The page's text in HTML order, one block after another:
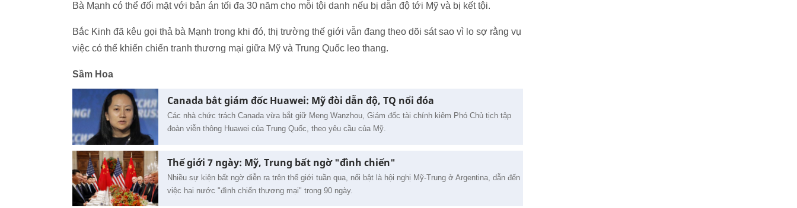
Bà Mạnh có thể đối mặt với bản án tối đa 30 năm cho mỗi tội danh nếu bị dẫn độ tới Mỹ và bị kết tội.
Bắc Kinh đã kêu gọi thả bà Mạnh trong khi đó, thị trường thế giới vẫn đang theo dõi sát sao vì lo sợ rằng vụ
việc có thể khiến chiến tranh thương mại giữa Mỹ và Trung Quốc leo thang.
Sầm Hoa
Canada bắt giám đốc Huawei: Mỹ đòi dẫn độ, TQ nổi đóa
Các nhà chức trách Canada vừa bắt giữ Meng Wanzhou, Giám đốc tài chính kiêm Phó Chủ tịch tập
đoàn viễn thông Huawei của Trung Quốc, theo yêu cầu của Mỹ.
Thế giới 7 ngày: Mỹ, Trung bất ngờ "đình chiến"
Nhiều sự kiện bất ngờ diễn ra trên thế giới tuần qua, nổi bật là hội nghị Mỹ-Trung ở Argentina, dẫn đến
việc hai nước "đình chiến thương mại" trong 90 ngày.